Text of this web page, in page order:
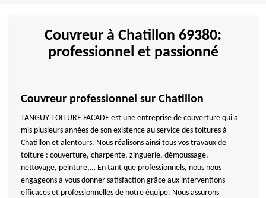
Couvreur à Chatillon 69380:
professionnel et passionné
Couvreur professionnel sur Chatillon
TANGUY TOITURE FACADE est une entreprise de couverture qui a
mis plusieurs années de son existence au service des toitures à
Chatillon et alentours. Nous réalisons ainsi tous vos travaux de
toiture : couverture, charpente, zinguerie, démoussage,
nettoyage, peinture,… En tant que professionnels, nous nous
engageons à vous donner satisfaction grâce aux interventions
efficaces et professionnelles de notre équipe. Nous assurons